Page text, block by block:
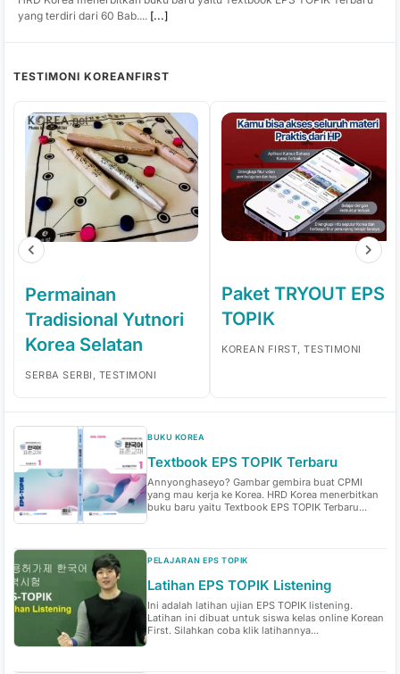
yang terdiri dari 60 Bab.... [...]
TESTIMONI KOREANFIRST
Permainan
Tradisional Yutnori
Korea Selatan
SERBA SERBI, TESTIMONI
Paket TRYOUT EPS
TOPIK
KOREAN FIRST, TESTIMONI
BUKU KOREA
Textbook EPS TOPIK Terbaru
Annyonghaseyo? Gambar gembira buat CPMI
yang mau kerja ke Korea. HRD Korea menerbitkan
buku baru yaitu Textbook EPS TOPIK Terbaru...
PELAJARAN EPS TOPIK
Latihan EPS TOPIK Listening
Ini adalah latihan ujian EPS TOPIK listening.
Latihan ini dibuat untuk siswa kelas online Korean
First. Silahkan coba klik latihannya...